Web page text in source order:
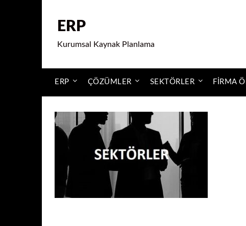
ERP
Kurumsal Kaynak Planlama
ERP ÇÖZÜMLER SEKTÖRLER FIRMA